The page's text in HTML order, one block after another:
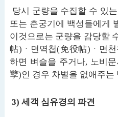
당시 군량을 수집할 수 있
또는 춘궁기에 백성들에게
이것으로는 군량을 감당할
帖)ㆍ면역첩(免役帖)ㆍ면
하면 벼슬을 주거나, 노비
孼)인 경우 차별을 없애주
3) 세객 심유경의 파견